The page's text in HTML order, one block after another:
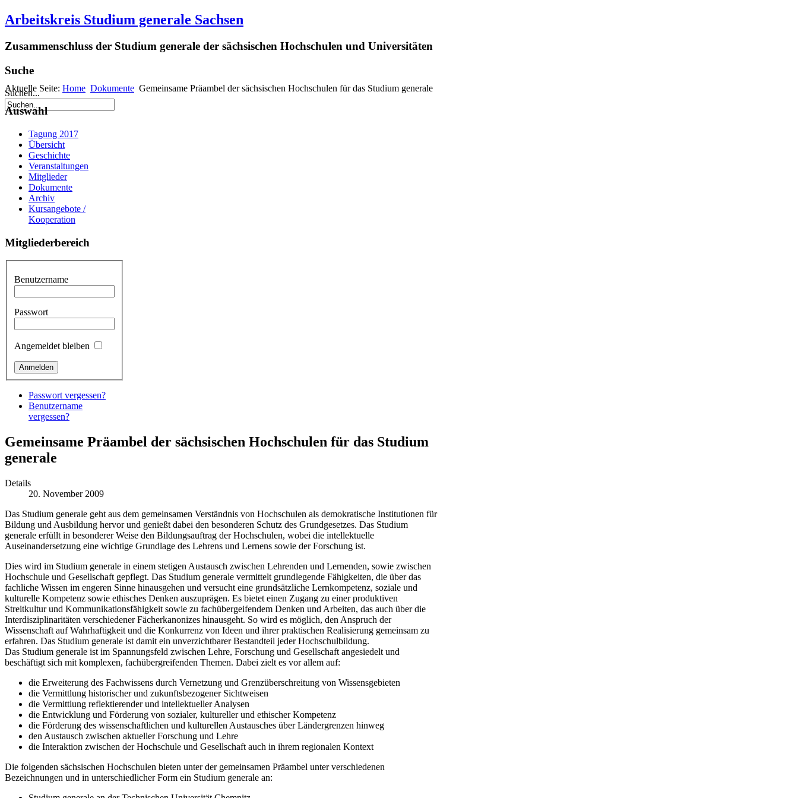
Arbeitskreis Studium generale Sachsen
Zusammenschluss der Studium generale der sächsischen Hochschulen und Universitäten
Suche
Suchen...
Aktuelle Seite: Home Dokumente Gemeinsame Präambel der sächsischen Hochschulen für das Studium generale
Auswahl
Tagung 2017
Übersicht
Geschichte
Veranstaltungen
Mitglieder
Dokumente
Archiv
Kursangebote /
Kooperation
Mitgliederbereich
Benutzername
Passwort
Angemeldet bleiben
Passwort vergessen?
Benutzername
vergessen?
Gemeinsame Präambel der sächsischen Hochschulen für das Studium
generale
Details
20. November 2009
Das Studium generale geht aus dem gemeinsamen Verständnis von Hochschulen als demokratische Institutionen für
Bildung und Ausbildung hervor und genießt dabei den besonderen Schutz des Grundgesetzes. Das Studium
generale erfüllt in besonderer Weise den Bildungsauftrag der Hochschulen, wobei die intellektuelle
Auseinandersetzung eine wichtige Grundlage des Lehrens und Lernens sowie der Forschung ist.
Dies wird im Studium generale in einem stetigen Austausch zwischen Lehrenden und Lernenden, sowie zwischen
Hochschule und Gesellschaft gepflegt. Das Studium generale vermittelt grundlegende Fähigkeiten, die über das
fachliche Wissen im engeren Sinne hinausgehen und versucht eine grundsätzliche Lernkompetenz, soziale und
kulturelle Kompetenz sowie ethisches Denken auszuprägen. Es bietet einen Zugang zu einer produktiven
Streitkultur und Kommunikationsfähigkeit sowie zu fachübergeifendem Denken und Arbeiten, das auch über die
Interdisziplinaritäten verschiedener Fächerkanonizes hinausgeht. So wird es möglich, den Anspruch der
Wissenschaft auf Wahrhaftigkeit und die Konkurrenz von Ideen und ihrer praktischen Realisierung gemeinsam zu
erfahren. Das Studium generale ist damit ein unverzichtbarer Bestandteil jeder Hochschulbildung.
Das Studium generale ist im Spannungsfeld zwischen Lehre, Forschung und Gesellschaft angesiedelt und
beschäftigt sich mit komplexen, fachübergreifenden Themen. Dabei zielt es vor allem auf:
die Erweiterung des Fachwissens durch Vernetzung und Grenzüberschreitung von Wissensgebieten
die Vermittlung historischer und zukunftsbezogener Sichtweisen
die Vermittlung reflektierender und intellektueller Analysen
die Entwicklung und Förderung von sozialer, kultureller und ethischer Kompetenz
die Förderung des wissenschaftlichen und kulturellen Austausches über Ländergrenzen hinweg
den Austausch zwischen aktueller Forschung und Lehre
die Interaktion zwischen der Hochschule und Gesellschaft auch in ihrem regionalen Kontext
Die folgenden sächsischen Hochschulen bieten unter der gemeinsamen Präambel unter verschiedenen
Bezeichnungen und in unterschiedlicher Form ein Studium generale an: